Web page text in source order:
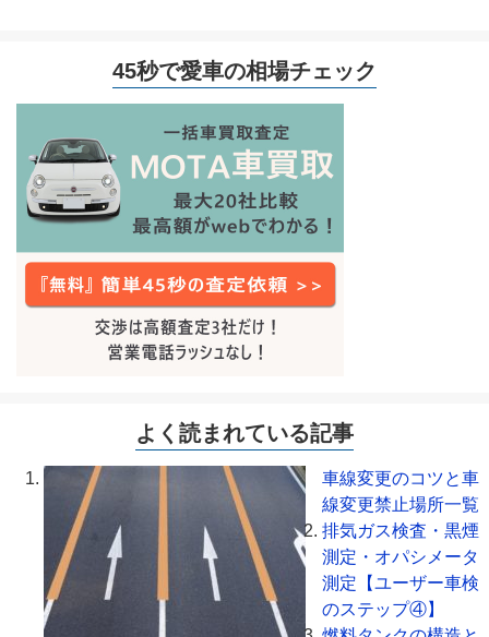
45秒で愛車の相場チェック
よく読まれている記事
車線変更のコツと車
線変更禁止場所一覧
排気ガス検査・黒煙
測定・オパシメータ
測定【ユーザー車検
のステップ④】